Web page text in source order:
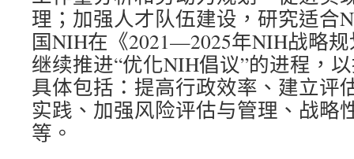
理；加强人才队伍建设，研究适合
国NIH在《2021—2025年NIH战略
继续推进“优化NIH倡议”的进程，
具体包括：提高行政效率、建立评
实践、加强风险评估与管理、战略
等。